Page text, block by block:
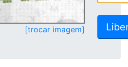
[trocar imagem]